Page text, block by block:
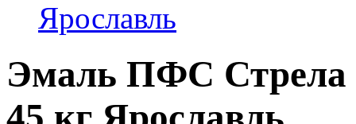
Ярославль
Эмаль ПФС Стрела